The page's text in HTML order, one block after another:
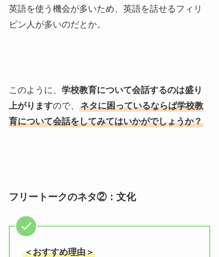
英語を使う機会が多いため、英語を話せるフィリ
ピン人が多いのだとか。
このように、 学校教育について会話するのは盛り
上がりますので、 ネタに困っているならば学校教
育について会話をしてみてはいかがでしょうか？
フリートークのネタ②：文化
＜おすすめ理由＞